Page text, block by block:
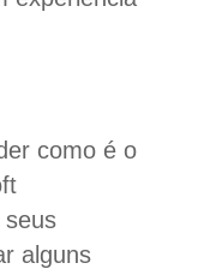
como é o
seus
alguns